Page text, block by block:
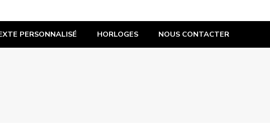
PERSONNALISÉ HORLOGES NOUS CONTACTER